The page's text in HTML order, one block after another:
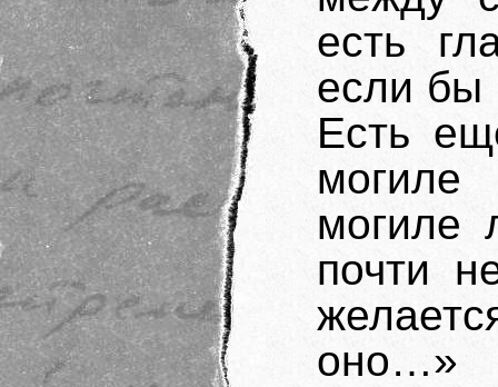
есть
если бы
Есть
могиле
почти
оно…»